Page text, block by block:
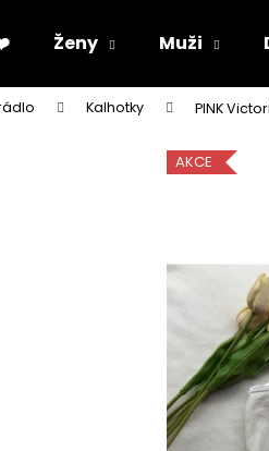
Ženy Muži
Kalhotky PINK
AKCE
Co